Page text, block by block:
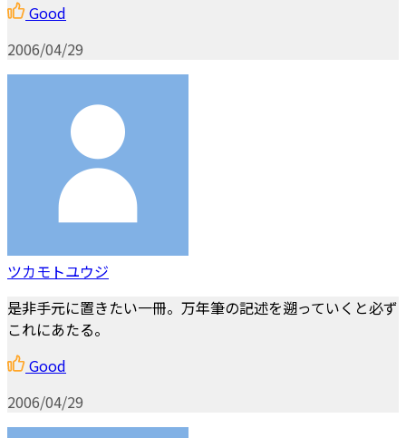
Good
2006/04/29
ツカモトユウジ
是非手元に置きたい一冊。万年筆の記述を遡っていくと必ず
これにあたる。
Good
2006/04/29